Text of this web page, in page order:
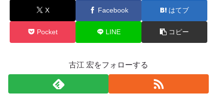
X Facebook はてブ
Pocket LINE コピー
古江 宏をフォローする